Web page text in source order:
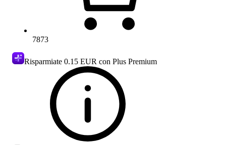
7873
Risparmiate 0.15 EUR con Plus Premium